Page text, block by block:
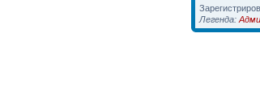
Легенда: